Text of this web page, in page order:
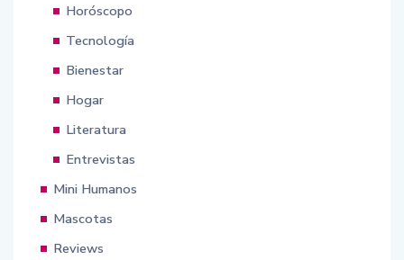
Horóscopo
Tecnología
Bienestar
Hogar
Literatura
Entrevistas
Mini Humanos
Mascotas
Reviews